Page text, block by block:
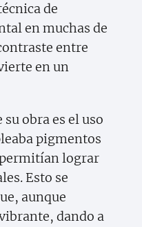
de
en muchas de
entre
en un
obra es el uso
pigmentos
lograr
Esto se
aunque
dando a